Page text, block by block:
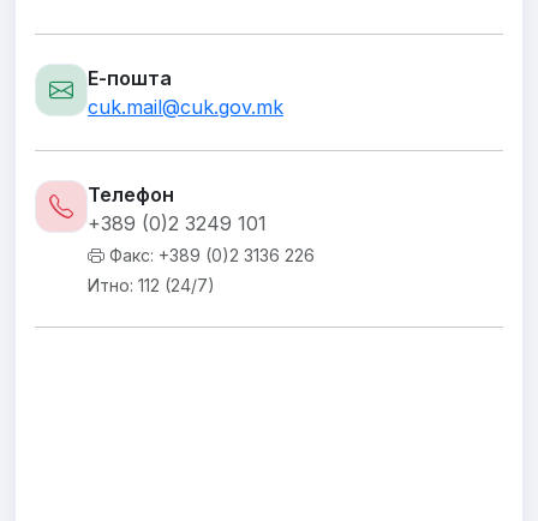
Е-пошта
cuk.mail@cuk.gov.mk
Телефон
+389 (0)2 3249 101
Факс: +389 (0)2 3136 226
Итно: 112 (24/7)